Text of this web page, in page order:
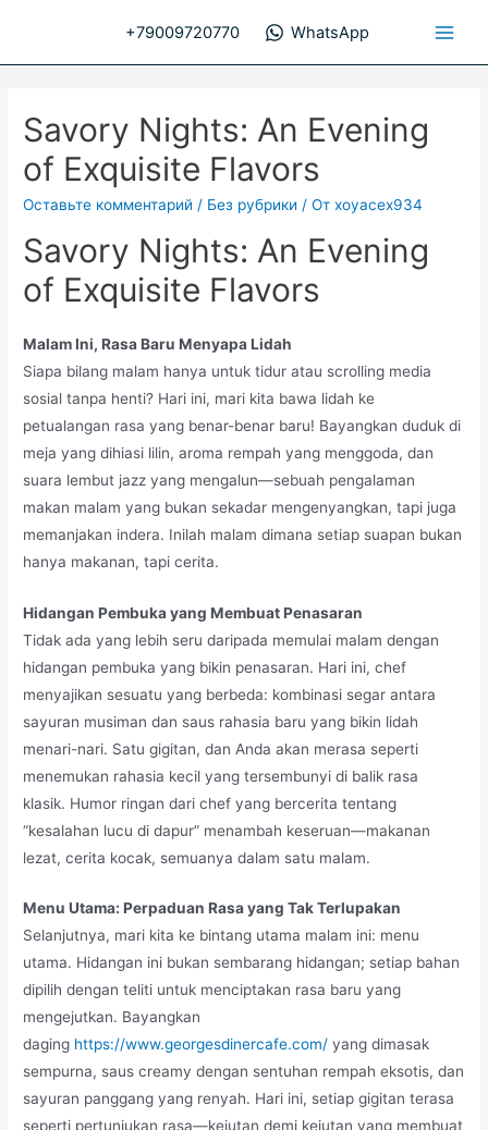
содержимому
+79009720770 WhatsApp
Savory Nights: An Evening
of Exquisite Flavors
Оставьте комментарий / Без рубрики / От xoyacex934
Savory Nights: An Evening
of Exquisite Flavors
Malam Ini, Rasa Baru Menyapa Lidah
Siapa bilang malam hanya untuk tidur atau scrolling media
sosial tanpa henti? Hari ini, mari kita bawa lidah ke
petualangan rasa yang benar-benar baru! Bayangkan duduk di
meja yang dihiasi lilin, aroma rempah yang menggoda, dan
suara lembut jazz yang mengalun—sebuah pengalaman
makan malam yang bukan sekadar mengenyangkan, tapi juga
memanjakan indera. Inilah malam dimana setiap suapan bukan
hanya makanan, tapi cerita.
Hidangan Pembuka yang Membuat Penasaran
Tidak ada yang lebih seru daripada memulai malam dengan
hidangan pembuka yang bikin penasaran. Hari ini, chef
menyajikan sesuatu yang berbeda: kombinasi segar antara
sayuran musiman dan saus rahasia baru yang bikin lidah
menari-nari. Satu gigitan, dan Anda akan merasa seperti
menemukan rahasia kecil yang tersembunyi di balik rasa
klasik. Humor ringan dari chef yang bercerita tentang
“kesalahan lucu di dapur” menambah keseruan—makanan
lezat, cerita kocak, semuanya dalam satu malam.
Menu Utama: Perpaduan Rasa yang Tak Terlupakan
Selanjutnya, mari kita ke bintang utama malam ini: menu
utama. Hidangan ini bukan sembarang hidangan; setiap bahan
dipilih dengan teliti untuk menciptakan rasa baru yang
mengejutkan. Bayangkan
daging https://www.georgesdinercafe.com/ yang dimasak
sempurna, saus creamy dengan sentuhan rempah eksotis, dan
sayuran panggang yang renyah. Hari ini, setiap gigitan terasa
seperti pertunjukan rasa—kejutan demi kejutan yang membuat